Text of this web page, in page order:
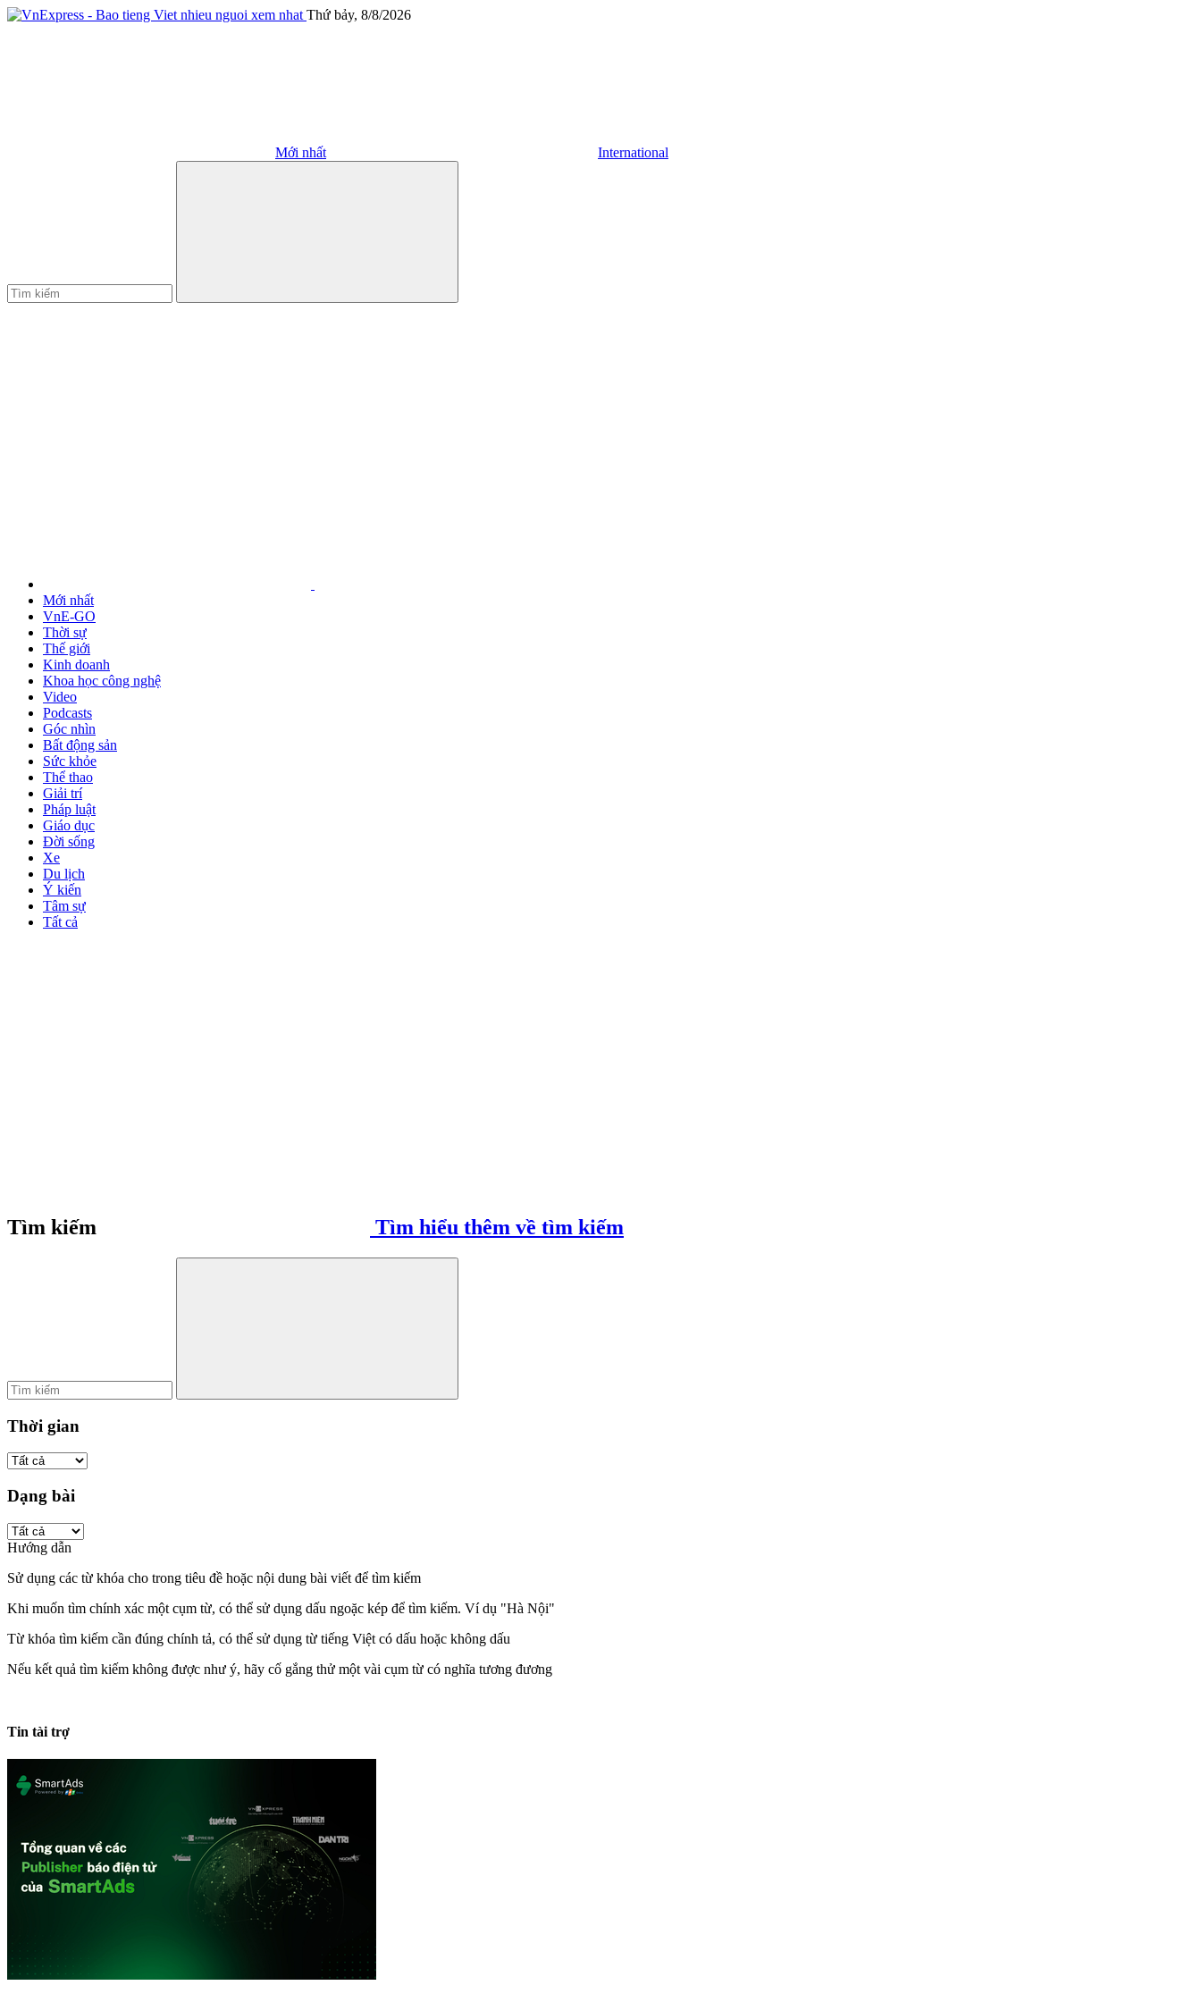
Thứ bảy, 8/8/2026
Mới nhất International
Mới nhất
VnE-GO
Thời sự
Thế giới
Kinh doanh
Khoa học công nghệ
Video
Podcasts
Góc nhìn
Bất động sản
Sức khỏe
Thể thao
Giải trí
Pháp luật
Giáo dục
Đời sống
Xe
Du lịch
Ý kiến
Tâm sự
Tất cả
Tìm kiếm Tìm hiểu thêm về tìm kiếm
Thời gian
Dạng bài
Hướng dẫn
Sử dụng các từ khóa cho trong tiêu đề hoặc nội dung bài viết để tìm kiếm
Khi muốn tìm chính xác một cụm từ, có thể sử dụng dấu ngoặc kép để tìm kiếm. Ví dụ "Hà Nội"
Từ khóa tìm kiếm cần đúng chính tả, có thể sử dụng từ tiếng Việt có dấu hoặc không dấu
Nếu kết quả tìm kiếm không được như ý, hãy cố gắng thử một vài cụm từ có nghĩa tương đương
Tin tài trợ